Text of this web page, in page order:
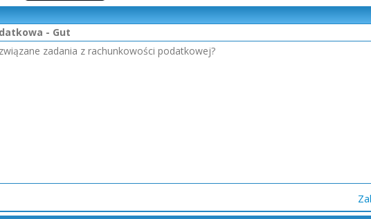
- Gut
zadania z rachunkowości podatkowej?